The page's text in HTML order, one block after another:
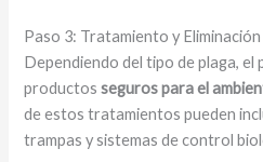
Paso 3: Tratamiento y Eliminación
Dependiendo del tipo de plaga,
productosseguros para el
de estos tratamientos pueden
trampas y sistemas de control